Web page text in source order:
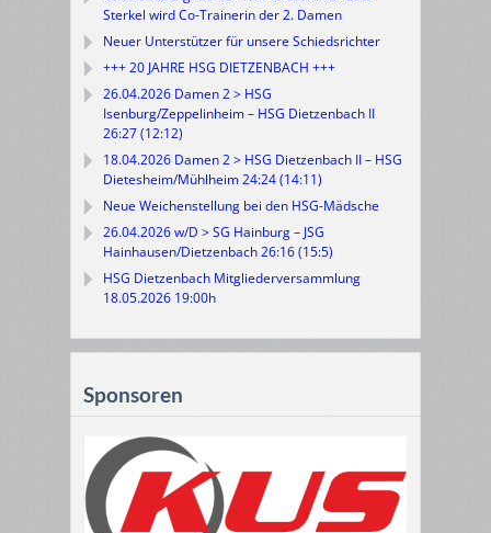
Sterkel wird Co-Trainerin der 2. Damen
Neuer Unterstützer für unsere Schiedsrichter
+++ 20 JAHRE HSG DIETZENBACH +++
26.04.2026 Damen 2 > HSG
Isenburg/Zeppelinheim – HSG Dietzenbach II
26:27 (12:12)
18.04.2026 Damen 2 > HSG Dietzenbach II – HSG
Dietesheim/Mühlheim 24:24 (14:11)
Neue Weichenstellung bei den HSG-Mädsche
26.04.2026 w/D > SG Hainburg – JSG
Hainhausen/Dietzenbach 26:16 (15:5)
HSG Dietzenbach Mitgliederversammlung
18.05.2026 19:00h
Sponsoren